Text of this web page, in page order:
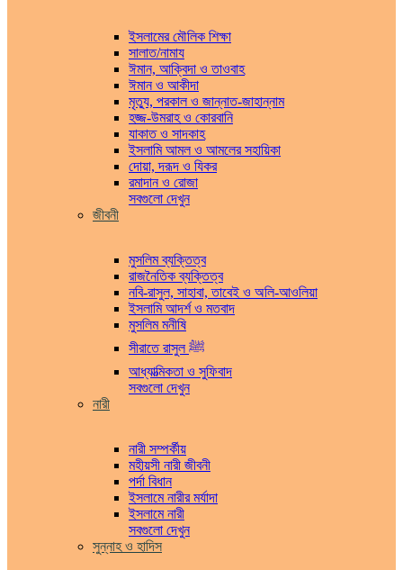
ইসলামের মৌলিক শিক্ষা
সালাত/নামায
ঈমান, আক্বিদা ও তাওবাহ
ঈমান ও আকীদা
মৃত্যু, পরকাল ও জান্নাত-জাহান্নাম
হজ্জ-উমরাহ ও কোরবানি
যাকাত ও সাদকাহ
ইসলামি আমল ও আমলের সহায়িকা
দোয়া, দরূদ ও যিকর
রমাদান ও রোজা
সবগুলো দেখুন
জীবনী
মুসলিম ব্যক্তিত্ব
রাজনৈতিক ব্যক্তিত্ব
নবি-রাসুল, সাহাবা, তাবেই ও অলি-আওলিয়া
ইসলামি আদর্শ ও মতবাদ
মুসলিম মনীষি
সীরাতে রাসুল ﷺ
আধ্যাত্মিকতা ও সুফিবাদ
সবগুলো দেখুন
নারী
নারী সম্পর্কীয়
মহীয়সী নারী জীবনী
পর্দা বিধান
ইসলামে নারীর মর্যাদা
ইসলামে নারী
সবগুলো দেখুন
সুন্নাহ ও হাদিস